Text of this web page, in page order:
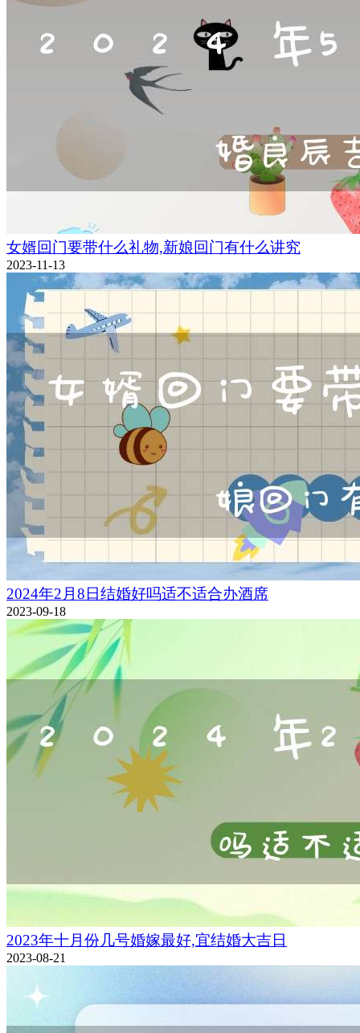
女婿回门要带什么礼物,新娘回门有什么讲究
2023-11-13
2024年2月8日结婚好吗适不适合办酒席
2023-09-18
2023年十月份几号婚嫁最好,宜结婚大吉日
2023-08-21